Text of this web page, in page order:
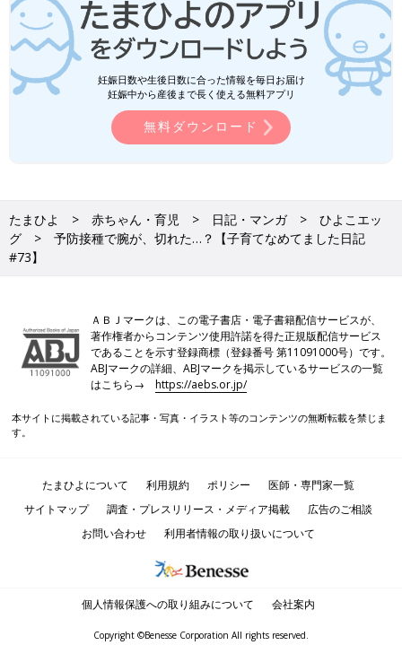
妊娠日数や生後日数に合った情報を毎日お届け
妊娠中から産後まで長く使える無料アプリ
無料ダウンロード
たまひよ 赤ちゃん・育児 日記・マンガ
ひよこエッ
グ
予防接種で腕が、切れた…？【子育てなめてました日記
#73】
ＡＢＪマークは、この電子書店・電子書籍配信サービスが、
著作権者からコンテンツ使用許諾を得た正規版配信サービス
であることを示す登録商標（登録番号 第11091000号）です。
ABJマークの詳細、ABJマークを掲示しているサービスの一覧
はこちら→https://aebs.or.jp/
本サイトに掲載されている記事・写真・イラスト等のコンテンツの無断転載を禁じま
す。
たまひよについて 利用規約 ポリシー
医師・専門家一覧
サイトマップ
調査・プレスリリース・メディア掲載
広告のご相談
お問い合わせ
利用者情報の取り扱いについて
個人情報保護への取り組みについて 会社案内
Copyright ©Benesse Corporation All rights reserved.